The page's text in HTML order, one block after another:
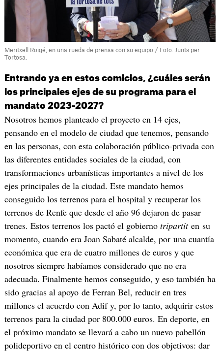
Meritxell Roigé, en una rueda de prensa con su equipo / Foto: Junts per
Tortosa.
Entrando ya en estos comicios, ¿cuáles serán
los principales ejes de su programa para el
mandato 2023-2027?
Nosotros hemos planteado el proyecto en 14 ejes,
pensando en el modelo de ciudad que tenemos, pensando
en las personas, con esta colaboración público-privada con
las diferentes entidades sociales de la ciudad, con
transformaciones urbanísticas importantes a nivel de los
ejes principales de la ciudad. Este mandato hemos
conseguido los terrenos para el hospital y recuperar los
terrenos de Renfe que desde el año 96 dejaron de pasar
trenes. Estos terrenos los pactó el gobierno tripartit en su
momento, cuando era Joan Sabaté alcalde, por una cuantía
económica que era de cuatro millones de euros y que
nosotros siempre habíamos considerado que no era
adecuada. Finalmente hemos conseguido, y eso también ha
sido gracias al apoyo de Ferran Bel, reducir en tres
millones el acuerdo con Adif y, por lo tanto, adquirir estos
terrenos para la ciudad por 800.000 euros. En deporte, en
el próximo mandato se llevará a cabo un nuevo pabellón
polideportivo en el centro histórico con dos objetivos: dar